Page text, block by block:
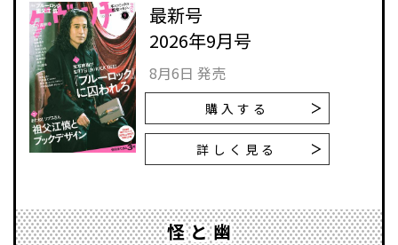
最新号
2026年9月号
8月6日 発売
購入する
詳しく見る
怪と幽